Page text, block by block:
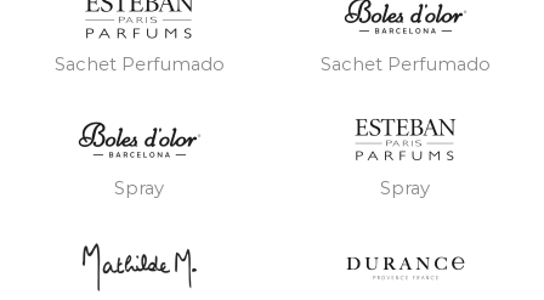
Sachet Perfumado Sachet Perfumado
Spray Spray